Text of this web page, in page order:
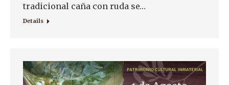
tradicional caña con ruda se…
Details